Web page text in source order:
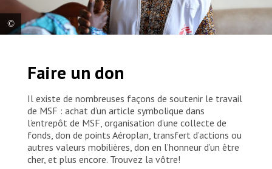
living with HIV in Goma face socio-economic difficulties that prevent
poverty are all realities that can push some patients to stop taking
their treatment. These challenges can also be acute for survivors of
sexual violence, street children and sex workers, who are often
particularly vulnerable and marginalised in DRC.
Faire un don
Il existe de nombreuses façons de soutenir le travail
de MSF : achat d’un article symbolique dans
l’entrepôt de MSF, organisation d’une collecte de
fonds, don de points Aéroplan, transfert d’actions ou
autres valeurs mobilières, don en l’honneur d’un être
cher, et plus encore. Trouvez la vôtre!